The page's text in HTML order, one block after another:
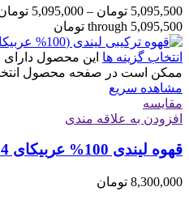
5,095,500 تومان –
5,095,000
through 5,095,500 تومان
انتخاب گزینه ها این محصول دارای
ممکن است در صفحه محصول
مشاهده سریع
مقایسه
افزودن به علاقه مندی
قهوه لیندی 100% عربیکای 4 کیلویی
8,300,000 تومان